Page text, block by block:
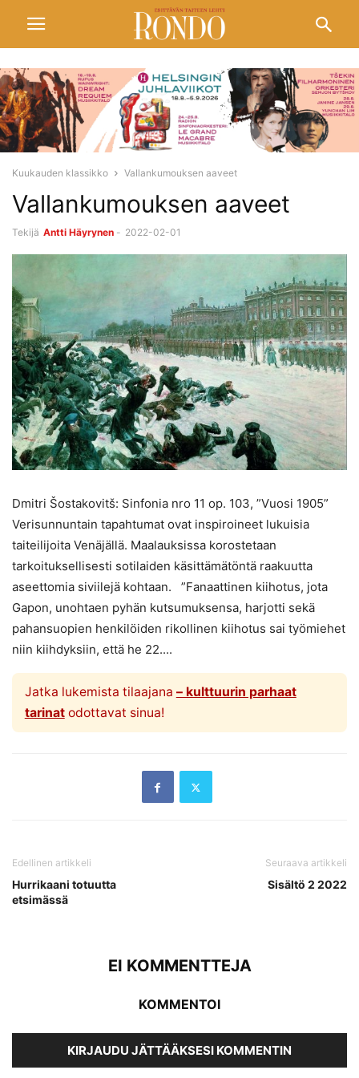
Kuukauden klassikko Vallankumouksen aaveet
Vallankumouksen aaveet
Tekijä Antti Häyrynen - 2022-02-01
Dmitri Šostakovitš: Sinfonia nro 11 op. 103, ”Vuosi 1905”
Verisunnuntain tapahtumat ovat inspiroineet lukuisia
taiteilijoita Venäjällä. Maalauksissa korostetaan
tarkoituksellisesti sotilaiden käsittämätöntä raakuutta
aseettomia siviilejä kohtaan. ”Fanaattinen kiihotus, jota
Gapon, unohtaen pyhän kutsumuksensa, harjotti sekä
pahansuopien henkilöiden rikollinen kiihotus sai työmiehet
niin kiihdyksiin, että he 22....
Jatka lukemista tilaajana – kulttuurin parhaat
tarinatodottavat sinua!
Edellinen artikkeli
Hurrikaani totuutta
etsimässä
Seuraava artikkeli
Sisältö 2 2022
EI KOMMENTTEJA
KOMMENTOI
KIRJAUDU JÄTTÄÄKSESI KOMMENTIN